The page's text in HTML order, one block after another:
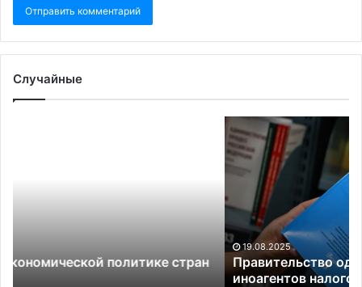
Случайные
Правительство одобрило идею лишить
иноагентов налоговых льгот